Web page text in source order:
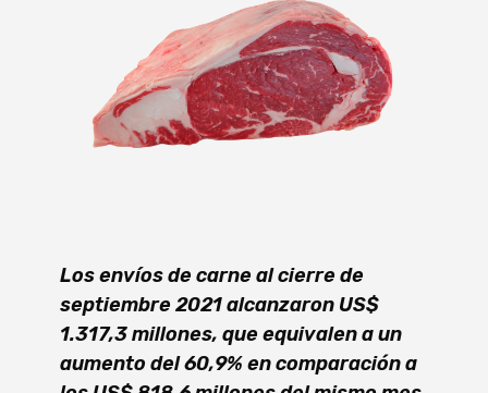
Los envíos de carne al cierre de
septiembre 2021 alcanzaron US$
1.317,3 millones, que equivalen a un
aumento del 60,9% en comparación a